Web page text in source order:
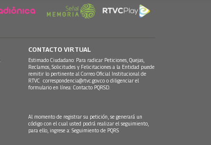
CONTACTO VIRTUAL
Estimado Ciudadano: Para radicar Peticiones, Quejas,
Reclamos, Solicitudes y Felicitaciones a la Entidad puede
remitir lo pertinente al Correo Oficial Institucional de
RTVC correspondencia@rtvc.gov.co o diligenciar el
formulario en línea: Contacto PQRSD.
Al momento de registrar su petición, se generará un
código con el cual usted podrá realizar el seguimiento,
para ello, ingrese a: Seguimiento de PQRS